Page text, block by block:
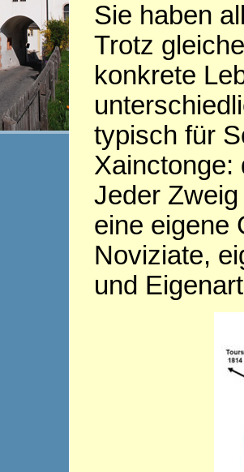
Sie haben
Trotz
konkrete
typisch für
Xainctonge:
Jeder
eine eigene
Noviziate,
und